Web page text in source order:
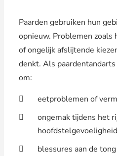
Paarden gebruiken hun
opnieuw. Problemen zoals
of ongelijk afslijtende
denkt. Als
om:
eetproblemen of
ongemak tijdens het
blessures aan de